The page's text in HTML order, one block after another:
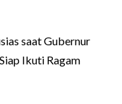
saat Gubernur
Ikuti Ragam